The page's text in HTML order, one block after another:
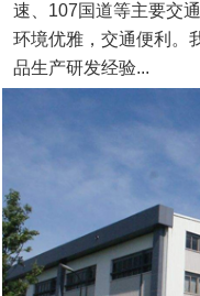
速、107国道等主要交
环境优雅，交通便利。
品生产研发经验...